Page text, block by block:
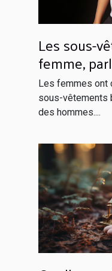
Les sous-
femme,
Les femmes ont
sous-vêtements
des hommes....